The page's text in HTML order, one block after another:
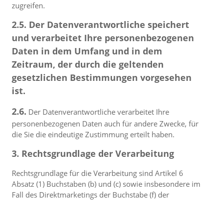
zugreifen.
2.5. Der Datenverantwortliche speichert
und verarbeitet Ihre personenbezogenen
Daten in dem Umfang und in dem
Zeitraum, der durch die geltenden
gesetzlichen Bestimmungen vorgesehen
ist.
2.6. Der Datenverantwortliche verarbeitet Ihre
personenbezogenen Daten auch für andere Zwecke, für
die Sie die eindeutige Zustimmung erteilt haben.
3. Rechtsgrundlage der Verarbeitung
Rechtsgrundlage für die Verarbeitung sind Artikel 6
Absatz (1) Buchstaben (b) und (c) sowie insbesondere im
Fall des Direktmarketings der Buchstabe (f) der